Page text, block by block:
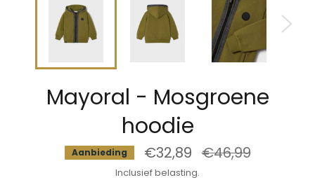
Mayoral - Mosgroene
hoodie
Aanbieding €32,89 Normale
prijs
€46,99
Inclusief belasting.